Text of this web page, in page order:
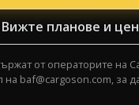
Вижте планове и
от операторите на
на baf@cargoson.com, за